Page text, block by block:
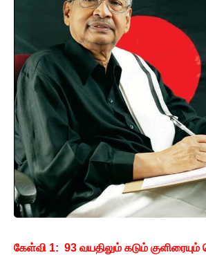
கேள்வி 1: 93 வயதிலும் கடும்